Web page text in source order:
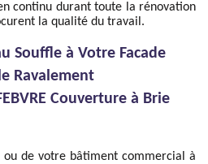
continu durant toute la rénovation
la qualité du travail.
Souffle à Votre Facade
Ravalement
Couverture à Brie
ou de votre bâtiment commercial à